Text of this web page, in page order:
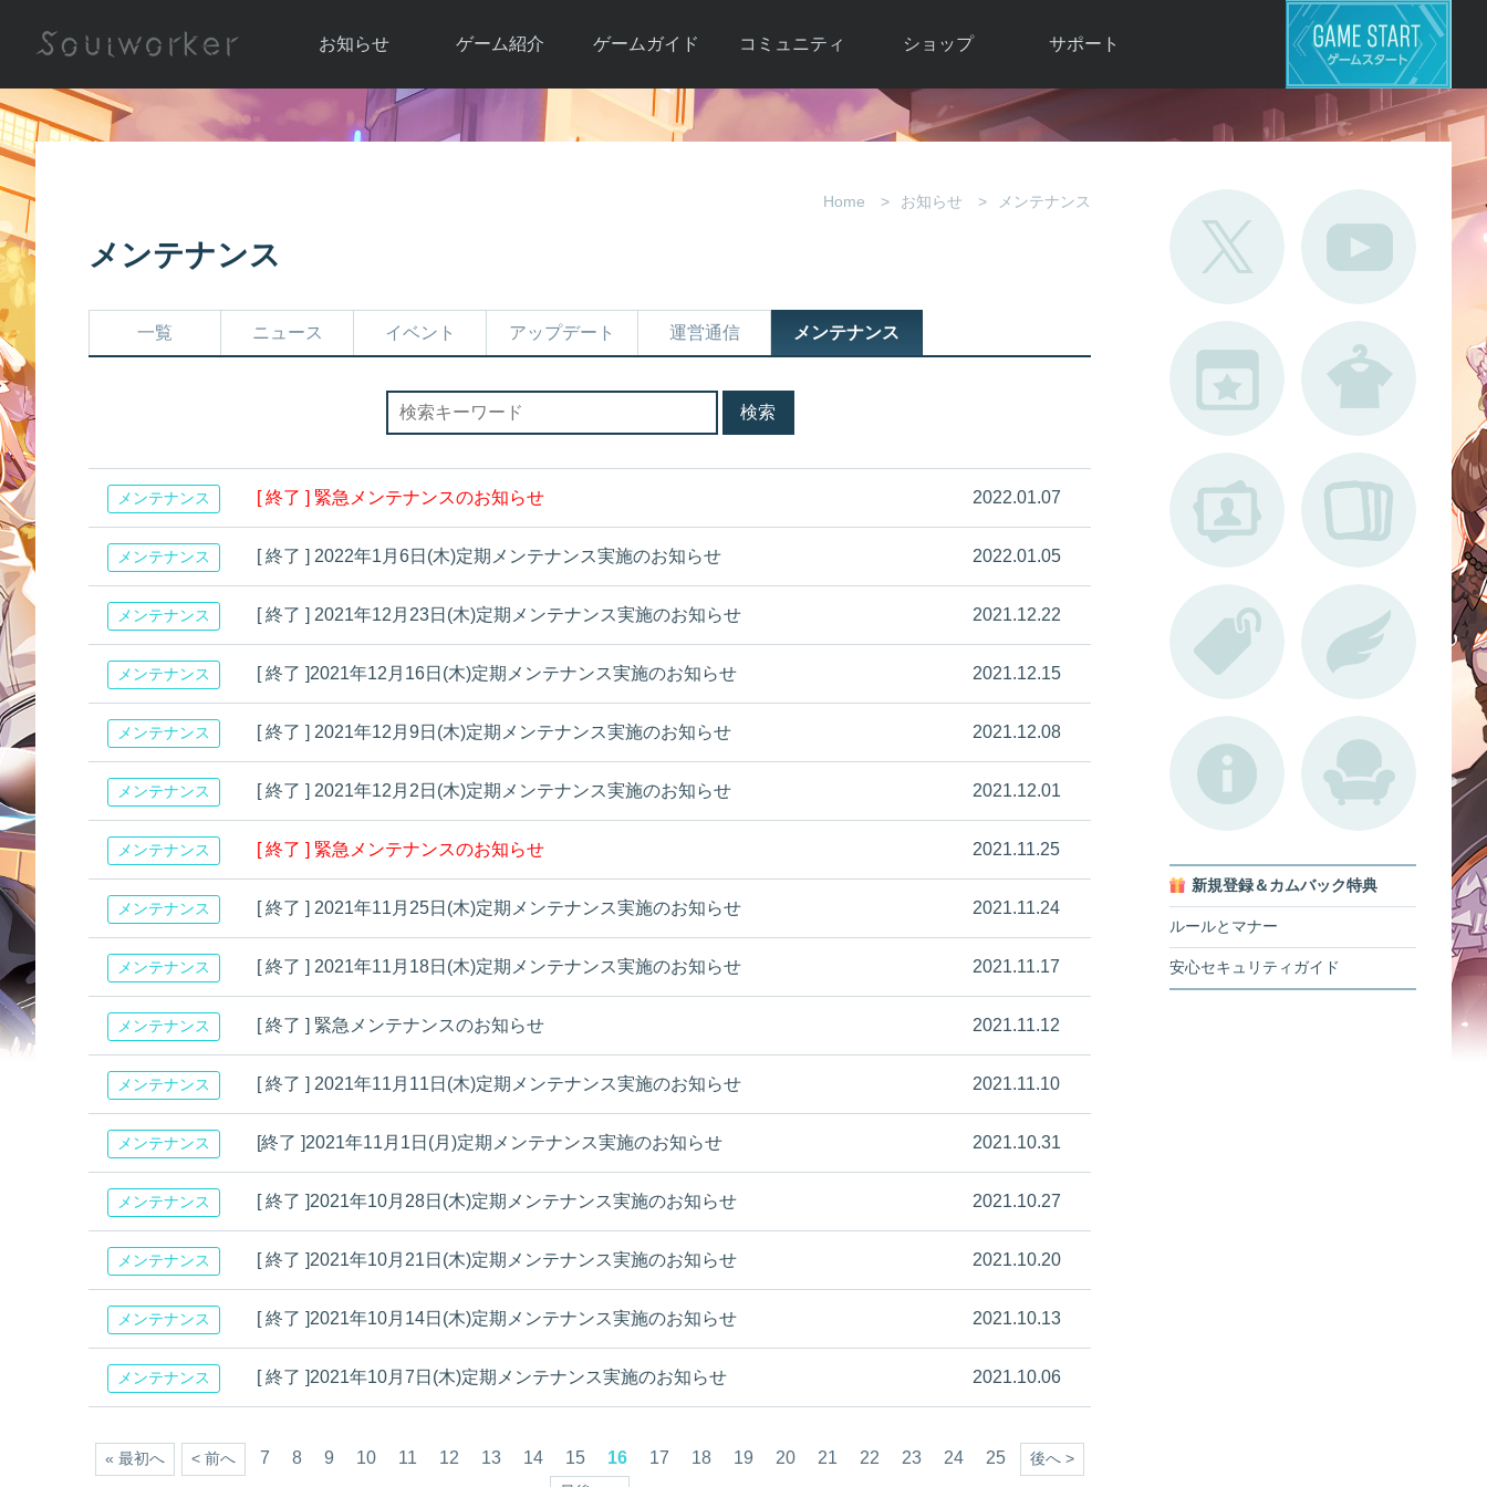
お知らせ
お知らせ一覧
ゲーム紹介
ソウルワーカー
ゲームガイド
ガイド総合もく
コミュニティ
自由掲示板
画像掲示板
ショップ
Y.Pの購入
アイテムカタロ
サポート
よくある質問
不具合対応状況
Home お知らせ メンテナンス
メンテナンス
一覧 ニュース イベント アップデート 運営通信 メンテナンス
メンテナンス [ 終了 ] 緊急メンテナンスのお知らせ 2022.01.07
メンテナンス [ 終了 ] 2022年1月6日(木)定期メンテナンス実施のお知らせ 2022.01.05
メンテナンス [ 終了 ] 2021年12月23日(木)定期メンテナンス実施のお知らせ 2021.12.22
メンテナンス [ 終了 ]2021年12月16日(木)定期メンテナンス実施のお知らせ 2021.12.15
メンテナンス [ 終了 ] 2021年12月9日(木)定期メンテナンス実施のお知らせ 2021.12.08
メンテナンス [ 終了 ] 2021年12月2日(木)定期メンテナンス実施のお知らせ 2021.12.01
メンテナンス [ 終了 ] 緊急メンテナンスのお知らせ 2021.11.25
メンテナンス [ 終了 ] 2021年11月25日(木)定期メンテナンス実施のお知らせ 2021.11.24
メンテナンス [ 終了 ] 2021年11月18日(木)定期メンテナンス実施のお知らせ 2021.11.17
メンテナンス [ 終了 ] 緊急メンテナンスのお知らせ 2021.11.12
メンテナンス [ 終了 ] 2021年11月11日(木)定期メンテナンス実施のお知らせ 2021.11.10
メンテナンス [終了 ]2021年11月1日(月)定期メンテナンス実施のお知らせ 2021.10.31
メンテナンス [ 終了 ]2021年10月28日(木)定期メンテナンス実施のお知らせ 2021.10.27
メンテナンス [ 終了 ]2021年10月21日(木)定期メンテナンス実施のお知らせ 2021.10.20
メンテナンス [ 終了 ]2021年10月14日(木)定期メンテナンス実施のお知らせ 2021.10.13
メンテナンス [ 終了 ]2021年10月7日(木)定期メンテナンス実施のお知らせ 2021.10.06
« 最初へ < 前へ 7 8 9 10 11 12 13 14 15 16 17 18 19 20 21 22 23 24 25
後へ >
新規登録＆カムバック特典
ルールとマナー
安心セキュリティガイド